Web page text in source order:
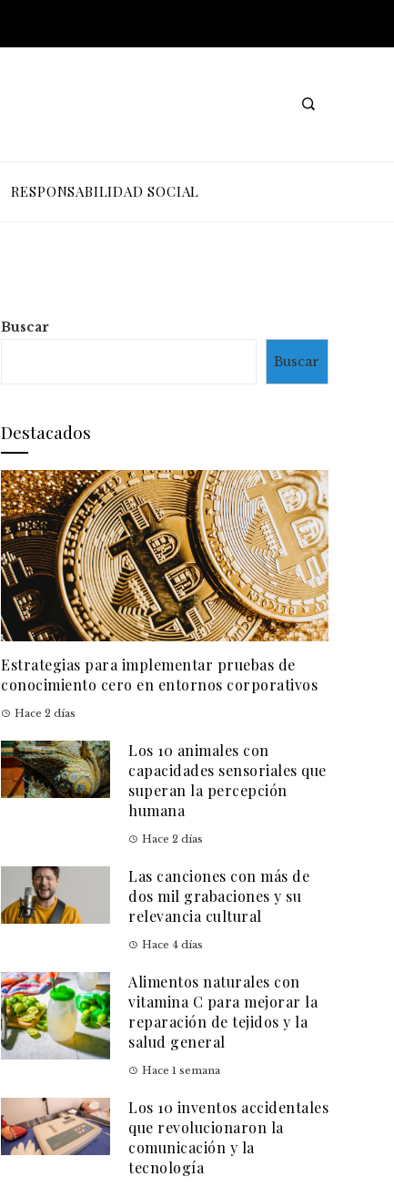
RESPONSABILIDAD SOCIAL
Buscar
Buscar
Destacados
Estrategias para implementar pruebas de
conocimiento cero en entornos corporativos
Hace 2 días
Los 10 animales con
capacidades sensoriales que
superan la percepción
humana
Hace 2 días
Las canciones con más de
dos mil grabaciones y su
relevancia cultural
Hace 4 días
Alimentos naturales con
vitamina C para mejorar la
reparación de tejidos y la
salud general
Hace 1 semana
Los 10 inventos accidentales
que revolucionaron la
comunicación y la
tecnología